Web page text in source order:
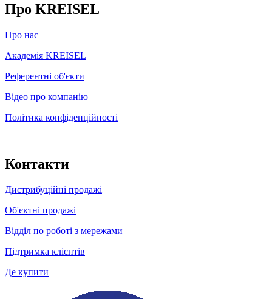
Про KREISEL
Про нас
Академія KREISEL
Референтні об'єкти
Відео про компанію
Політика конфіденційності
Контакти
Дистрибуційні продажі
Об'єктні продажі
Відділ по роботі з мережами
Підтримка клієнтів
Де купити